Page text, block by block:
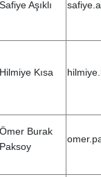
Safiye Aşıklı
Hilmiye Kısa
Ömer Burak
Paksoy